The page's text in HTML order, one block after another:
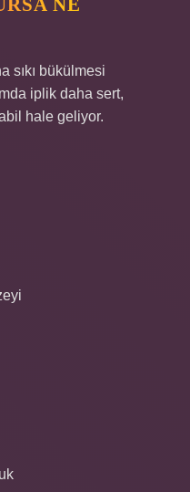
NE
sıkı bükülmesi
iplik daha sert,
hale geliyor.